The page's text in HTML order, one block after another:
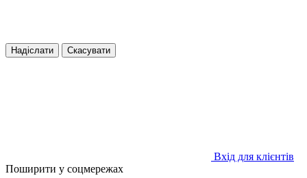
Надіслати Скасувати
Вхід для клієнтів
Поширити у соцмережах